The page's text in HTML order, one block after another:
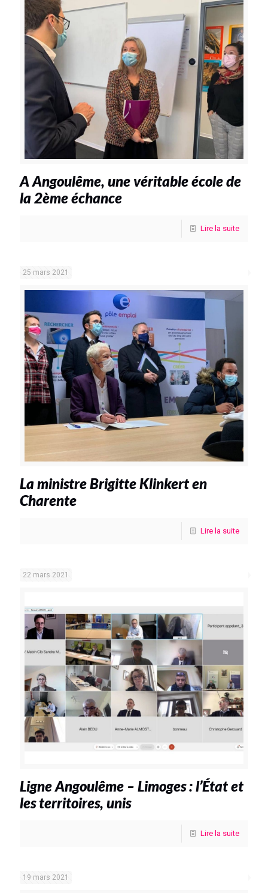
A Angoulême, une véritable école de
la 2ème échance
Lire la suite
25 mars 2021
La ministre Brigitte Klinkert en
Charente
Lire la suite
22 mars 2021
Ligne Angoulême – Limoges : l’État et
les territoires, unis
Lire la suite
19 mars 2021